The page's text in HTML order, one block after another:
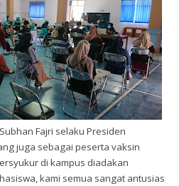
Subhan Fajri selaku Presiden
juga sebagai peserta vaksin
di kampus diadakan
kami semua sangat antusias